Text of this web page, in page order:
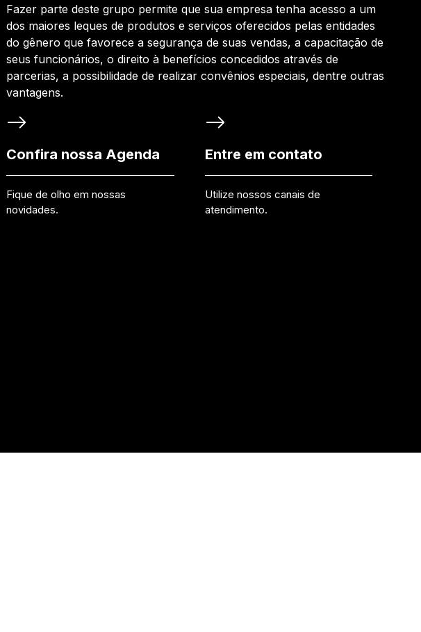
Fazer parte deste grupo permite que sua empresa tenha acesso a um
dos maiores leques de produtos e serviços oferecidos pelas entidades
do gênero que favorece a segurança de suas vendas, a capacitação de
seus funcionários, o direito à benefícios concedidos através de
parcerias, a possibilidade de realizar convênios especiais, dentre outras
vantagens.
Confira nossa Agenda
Fique de olho em nossas
novidades.
Entre em contato
Utilize nossos canais de
atendimento.